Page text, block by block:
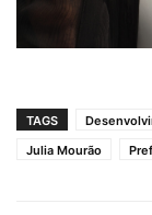
TAGS
Julia Mourão